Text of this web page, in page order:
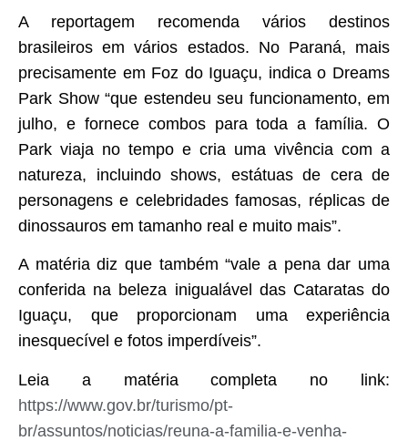
A reportagem recomenda vários destinos
brasileiros em vários estados. No Paraná, mais
precisamente em Foz do Iguaçu, indica o Dreams
Park Show “que estendeu seu funcionamento, em
julho, e fornece combos para toda a família. O
Park viaja no tempo e cria uma vivência com a
natureza, incluindo shows, estátuas de cera de
personagens e celebridades famosas, réplicas de
dinossauros em tamanho real e muito mais”.
A matéria diz que também “vale a pena dar uma
conferida na beleza inigualável das Cataratas do
Iguaçu, que proporcionam uma experiência
inesquecível e fotos imperdíveis”.
Leia a matéria completa no link:
https://www.gov.br/turismo/pt-
br/assuntos/noticias/reuna-a-familia-e-venha-